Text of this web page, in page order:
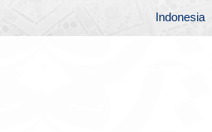
Indonesia